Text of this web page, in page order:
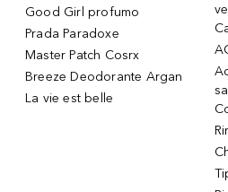
Good Girl profumo
Prada Paradoxe
Master Patch Cosrx
Breeze Deodorante Argan
La vie est belle